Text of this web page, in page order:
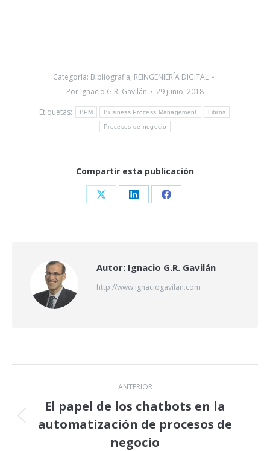
Categoría: Bibliografia, REINGENIERÍA DIGITAL
Por Ignacio G.R. Gavilán
29 junio, 2018
Etiquetas:
BPM Business Process Management Libros
Procesos de negocio
Compartir esta publicación
Share Share Share
Autor: Ignacio G.R. Gavilán
http://www.ignaciogavilan.com
Navegación
entre
publicaciones
ANTERIOR
Publicación
anterior:
El papel de los chatbots en la
automatización de procesos de
negocio